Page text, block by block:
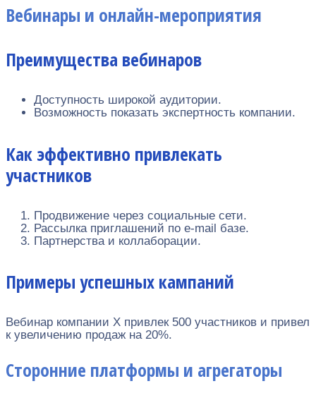
Вебинары и онлайн-мероприятия
Преимущества вебинаров
Доступность широкой аудитории.
Возможность показать экспертность компании.
Как эффективно привлекать
участников
Продвижение через социальные сети.
Рассылка приглашений по e-mail базе.
Партнерства и коллаборации.
Примеры успешных кампаний
Вебинар компании X привлек 500 участников и привел
к увеличению продаж на 20%.
Сторонние платформы и агрегаторы